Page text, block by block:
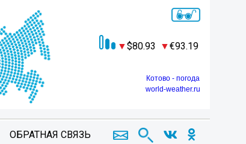
80.93 93.19
Котово - погода
world-weather.ru
ОБРАТНАЯ СВЯЗЬ